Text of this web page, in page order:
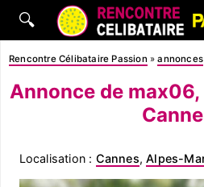
🔍
Rencontre Célibataire Passion »annonces
Annonce de
Localisation : Cannes,Alpes-